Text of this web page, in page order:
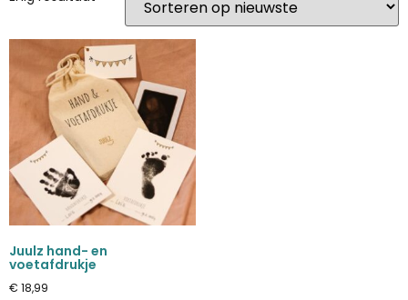
Juulz hand- en
voetafdrukje
€ 18,99